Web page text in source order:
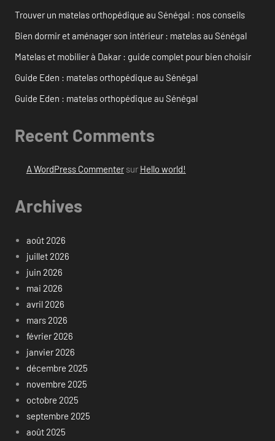
Trouver un matelas orthopédique au Sénégal : nos conseils
Bien dormir et aménager son intérieur : matelas au Sénégal
Matelas et mobilier à Dakar : guide complet pour bien choisir
Guide Eden : matelas orthopédique au Sénégal
Guide Eden : matelas orthopédique au Sénégal
Recent Comments
A WordPress Commentersur Hello world!
Archives
août 2026
juillet 2026
juin 2026
mai 2026
avril 2026
mars 2026
février 2026
janvier 2026
décembre 2025
novembre 2025
octobre 2025
septembre 2025
août 2025